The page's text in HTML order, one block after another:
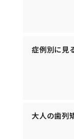
症例別に見
大人の歯列